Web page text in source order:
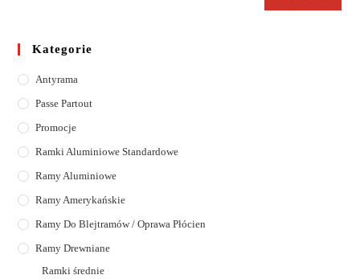
Kategorie
Antyrama
Passe Partout
Promocje
Ramki Aluminiowe Standardowe
Ramy Aluminiowe
Ramy Amerykańskie
Ramy Do Blejtramów / Oprawa Płócien
Ramy Drewniane
Ramki średnie